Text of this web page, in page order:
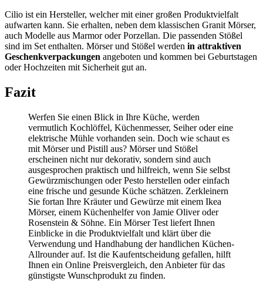
Cilio ist ein Hersteller, welcher mit einer großen Produktvielfalt
aufwarten kann. Sie erhalten, neben dem klassischen Granit Mörser,
auch Modelle aus Marmor oder Porzellan. Die passenden Stößel
sind im Set enthalten. Mörser und Stößel werden in attraktiven
Geschenkverpackungen angeboten und kommen bei Geburtstagen
oder Hochzeiten mit Sicherheit gut an.
Fazit
Werfen Sie einen Blick in Ihre Küche, werden
vermutlich Kochlöffel, Küchenmesser, Seiher oder eine
elektrische Mühle vorhanden sein. Doch wie schaut es
mit Mörser und Pistill aus? Mörser und Stößel
erscheinen nicht nur dekorativ, sondern sind auch
ausgesprochen praktisch und hilfreich, wenn Sie selbst
Gewürzmischungen oder Pesto herstellen oder einfach
eine frische und gesunde Küche schätzen. Zerkleinern
Sie fortan Ihre Kräuter und Gewürze mit einem Ikea
Mörser, einem Küchenhelfer von Jamie Oliver oder
Rosenstein & Söhne. Ein Mörser Test liefert Ihnen
Einblicke in die Produktvielfalt und klärt über die
Verwendung und Handhabung der handlichen Küchen-
Allrounder auf. Ist die Kaufentscheidung gefallen, hilft
Ihnen ein Online Preisvergleich, den Anbieter für das
günstigste Wunschprodukt zu finden.